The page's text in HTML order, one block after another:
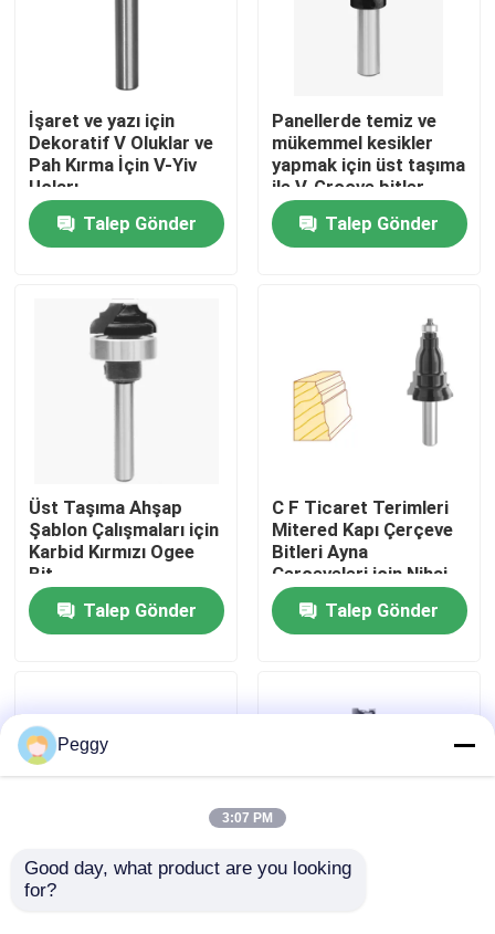
Ürünler
Fabrika turu
Kalite kontrol
Teklif isteği
Düz Yönlendirici Bit
İşaret ve yazı için
Dekoratif V Oluklar ve
Pah Kırma İçin V-Yiv
Uçları
Talep Gönder
Panellerde temiz ve
mükemmel kesikler
yapmak için üst taşıma
ile V-Groove bitler
Talep Gönder
Üst Taşıma Ahşap
Şablon Çalışmaları için
Karbid Kırmızı Ogee
Bit
Talep Gönder
C F Ticaret Terimleri
Mitered Kapı Çerçeve
Bitleri Ayna
Çerçeveleri için Nihai
Çözüm Taç Kalıpları
Sandalye Rayları ve
Daha Fazlası
Talep Gönder
Emperyal Boyutlu
Peggy
3:07 PM
Good day, what product are you looking
for?